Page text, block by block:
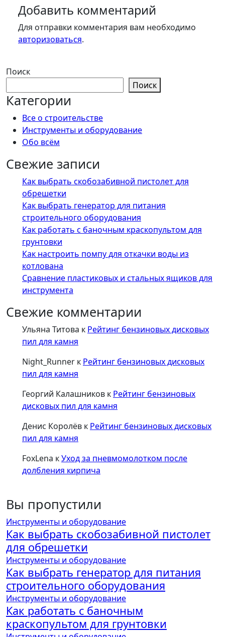
Добавить комментарий
Для отправки комментария вам необходимо
авторизоваться.
Поиск
Поиск
Категории
Все о строительстве
Инструменты и оборудование
Обо всём
Свежие записи
Как выбрать скобозабивной пистолет для
обрешетки
Как выбрать генератор для питания
строительного оборудования
Как работать с баночным краскопультом для
грунтовки
Как настроить помпу для откачки воды из
котлована
Сравнение пластиковых и стальных ящиков для
инструмента
Свежие комментарии
Ульяна Титова к Рейтинг бензиновых дисковых
пил для камня
Night_Runner к Рейтинг бензиновых дисковых
пил для камня
Георгий Калашников к Рейтинг бензиновых
дисковых пил для камня
Денис Королёв к Рейтинг бензиновых дисковых
пил для камня
FoxLena кУход за пневмомолотком после
долбления кирпича
Вы пропустили
Инструменты и оборудование
Как выбрать скобозабивной пистолет
для обрешетки
Инструменты и оборудование
Как выбрать генератор для питания
строительного оборудования
Инструменты и оборудование
Как работать с баночным
краскопультом для грунтовки